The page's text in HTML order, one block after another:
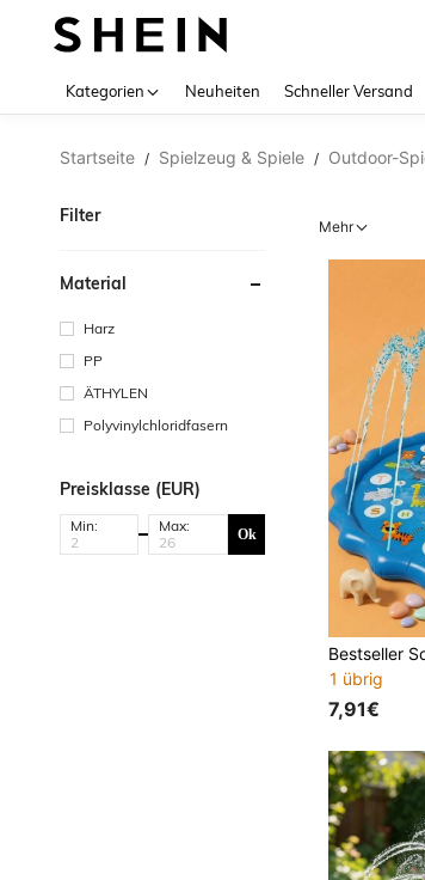
Kategorien Neuheiten Schneller Versand
Startseite / Spielzeug & Spiele / Outdoor-
Filter
Material
Harz
PP
ÄTHYLEN
Polyvinylchloridfasern
Preisklasse (EUR)
Min: Max: Ok
Mehr
1 übrig
7,91€